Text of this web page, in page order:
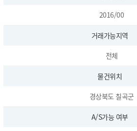
2016/00
거래가능지역
전체
물건위치
경상북도 칠곡군
A/S가능 여부